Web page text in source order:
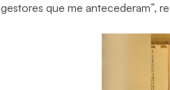
gestores que me antecederam”,